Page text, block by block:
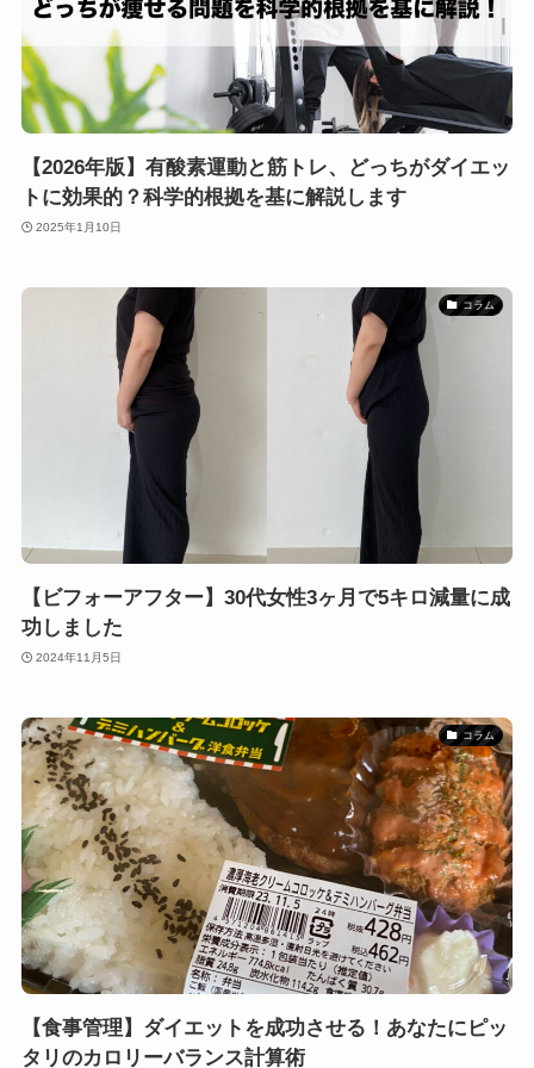
【2026年版】有酸素運動と筋トレ、どっちがダイエッ
トに効果的？科学的根拠を基に解説します
2025年1月10日
コラム
【ビフォーアフター】30代女性3ヶ月で5キロ減量に成
功しました
2024年11月5日
コラム
【食事管理】ダイエットを成功させる！あなたにピッ
タリのカロリーバランス計算術